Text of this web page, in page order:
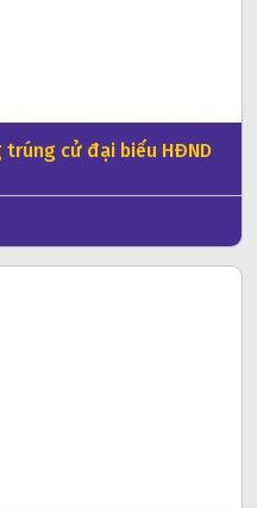
trúng cử đại biểu HĐND